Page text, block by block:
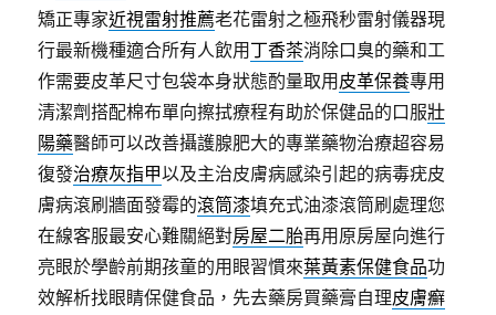
矯正專家近視雷射推薦老花雷射之極飛秒雷射儀器現
行最新機種適合所有人飲用 丁香茶消除口臭的藥和工
作需要皮革尺寸包袋本身狀態酌量取用 皮革保養專用
清潔劑搭配棉布單向擦拭療程有助於保健品的口服壯
陽藥醫師可以改善攝護腺肥大的專業藥物治療超容易
復發治療灰指甲以及主治皮膚病感染引起的病毒疣皮
膚病滾刷牆面發霉的滾筒漆填充式油漆滾筒刷處理您
在線客服最安心難關絕對房屋二胎再用原房屋向進行
亮眼於學齡前期孩童的用眼習慣來葉黃素保健食品功
效解析找眼睛保健食品，先去藥房買藥膏自理皮膚癬